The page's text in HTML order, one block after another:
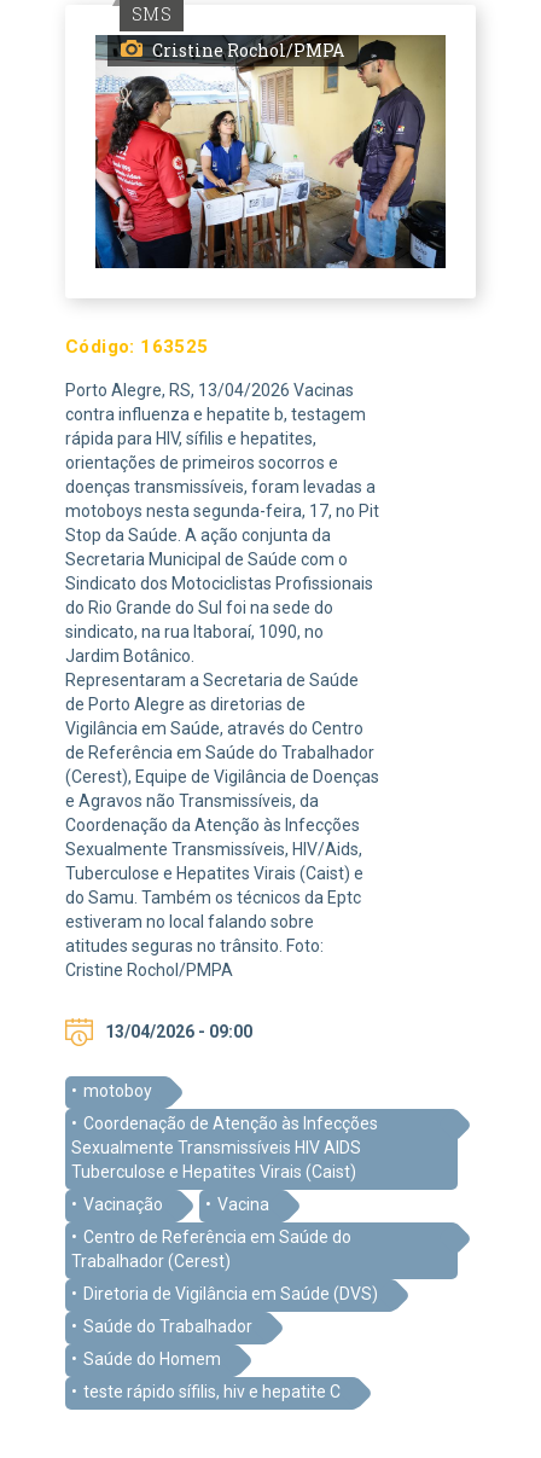
SMS
Cristine Rochol/PMPA
Código: 163525
Porto Alegre, RS, 13/04/2026 Vacinas
contra influenza e hepatite b, testagem
rápida para HIV, sífilis e hepatites,
orientações de primeiros socorros e
doenças transmissíveis, foram levadas a
motoboys nesta segunda-feira, 17, no Pit
Stop da Saúde. A ação conjunta da
Secretaria Municipal de Saúde com o
Sindicato dos Motociclistas Profissionais
do Rio Grande do Sul foi na sede do
sindicato, na rua Itaboraí, 1090, no
Jardim Botânico.
Representaram a Secretaria de Saúde
de Porto Alegre as diretorias de
Vigilância em Saúde, através do Centro
de Referência em Saúde do Trabalhador
(Cerest), Equipe de Vigilância de Doenças
e Agravos não Transmissíveis, da
Coordenação da Atenção às Infecções
Sexualmente Transmissíveis, HIV/Aids,
Tuberculose e Hepatites Virais (Caist) e
do Samu. Também os técnicos da Eptc
estiveram no local falando sobre
atitudes seguras no trânsito. Foto:
Cristine Rochol/PMPA
13/04/2026 - 09:00
motoboy
Coordenação de Atenção às Infecções
Sexualmente Transmissíveis HIV AIDS
Tuberculose e Hepatites Virais (Caist)
Vacinação
Vacina
Centro de Referência em Saúde do
Trabalhador (Cerest)
Diretoria de Vigilância em Saúde (DVS)
Saúde do Trabalhador
Saúde do Homem
teste rápido sífilis, hiv e hepatite C